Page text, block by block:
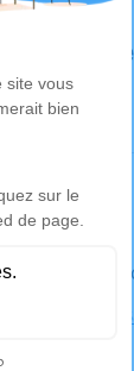
Déroulé
Le
Église le